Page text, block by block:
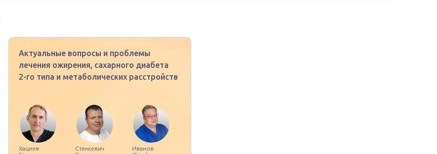
Актуальные вопросы и проблемы
лечения ожирения, сахарного диабета
2-го типа и метаболических расстройств
Хациев
Станкевич
Иванов